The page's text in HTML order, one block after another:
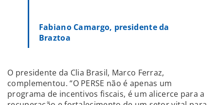
Fabiano Camargo, presidente da
Braztoa
O presidente da Clia Brasil, Marco Ferraz,
complementou. “O PERSE não é apenas um
programa de incentivos fiscais, é um alicerce para a